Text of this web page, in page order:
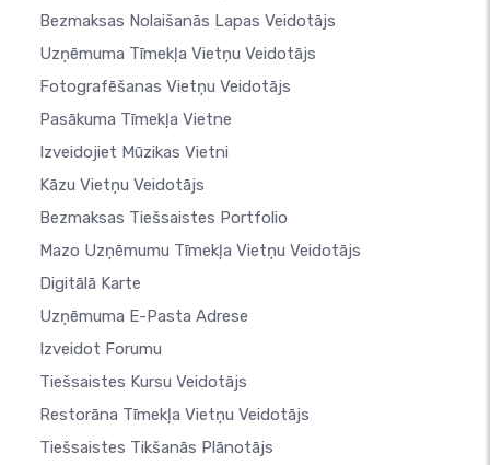
Bezmaksas Nolaišanās Lapas Veidotājs
Uzņēmuma Tīmekļa Vietņu Veidotājs
Fotografēšanas Vietņu Veidotājs
Pasākuma Tīmekļa Vietne
Izveidojiet Mūzikas Vietni
Kāzu Vietņu Veidotājs
Bezmaksas Tiešsaistes Portfolio
Mazo Uzņēmumu Tīmekļa Vietņu Veidotājs
Digitālā Karte
Uzņēmuma E-Pasta Adrese
Izveidot Forumu
Tiešsaistes Kursu Veidotājs
Restorāna Tīmekļa Vietņu Veidotājs
Tiešsaistes Tikšanās Plānotājs